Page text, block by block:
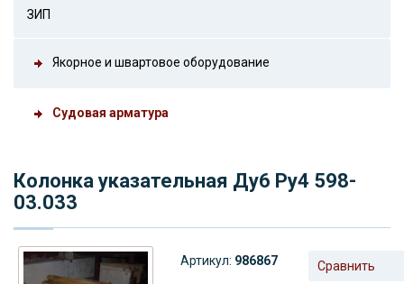
ЗИП
Якорное и швартовое оборудование
Судовая арматура
Колонка указательная Ду6 Ру4 598-
03.033
Артикул: 986867 Сравнить